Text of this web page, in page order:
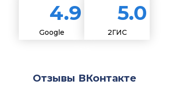
Google
4.9
2ГИС
5.0
Отзывы ВКонтакте